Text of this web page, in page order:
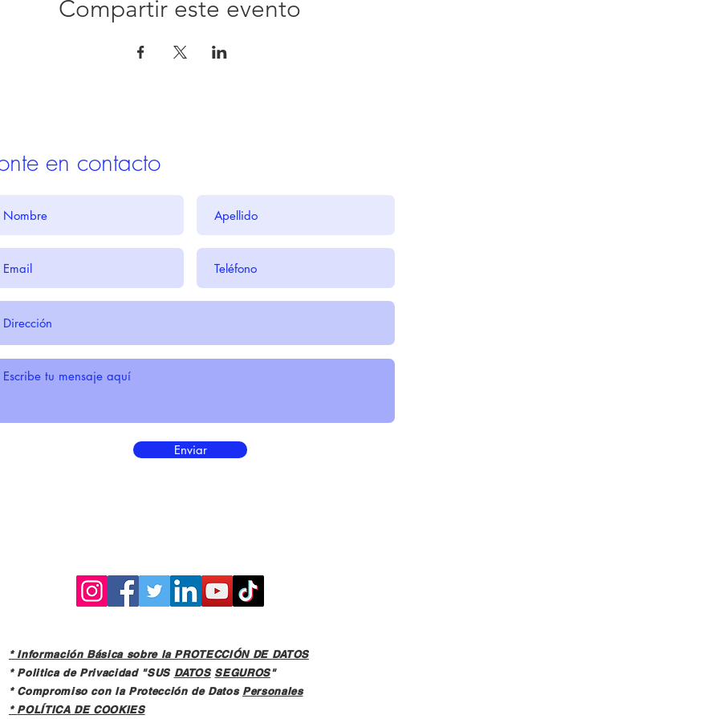
Compartir este evento
en contacto
Enviar
* Información Básica sobre la PROTECCIÓN DE DATOS
* Politica de Privacidad "SUS DATOS SEGUROS"
* Compromiso con la Protección de Datos Personales
* POLÍTICA DE COOKIES